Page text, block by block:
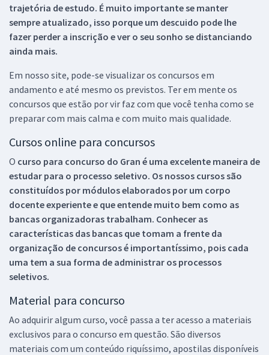
trajetória de estudo. É muito importante se manter
sempre atualizado, isso porque um descuido pode lhe
fazer perder a inscrição e ver o seu sonho se distanciando
ainda mais.
Em nosso site, pode-se visualizar os concursos em
andamento e até mesmo os previstos. Ter em mente os
concursos que estão por vir faz com que você tenha como se
preparar com mais calma e com muito mais qualidade.
Cursos online para concursos
O curso para concurso do Gran é uma excelente maneira de
estudar para o processo seletivo. Os nossos cursos são
constituídos por módulos elaborados por um corpo
docente experiente e que entende muito bem como as
bancas organizadoras trabalham. Conhecer as
características das bancas que tomam a frente da
organização de concursos é importantíssimo, pois cada
uma tem a sua forma de administrar os processos
seletivos.
Material para concurso
Ao adquirir algum curso, você passa a ter acesso a materiais
exclusivos para o concurso em questão. São diversos
materiais com um conteúdo riquíssimo, apostilas disponíveis